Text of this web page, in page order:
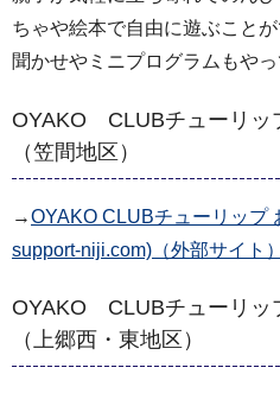
ちゃや絵本で自由に遊ぶこと
聞かせやミニプログラムもやっ
OYAKO CLUBチューリ
（笠間地区）
→OYAKO CLUBチューリップ
support-niji.com)（外部サイト）
OYAKO CLUBチューリ
（上郷西・東地区）